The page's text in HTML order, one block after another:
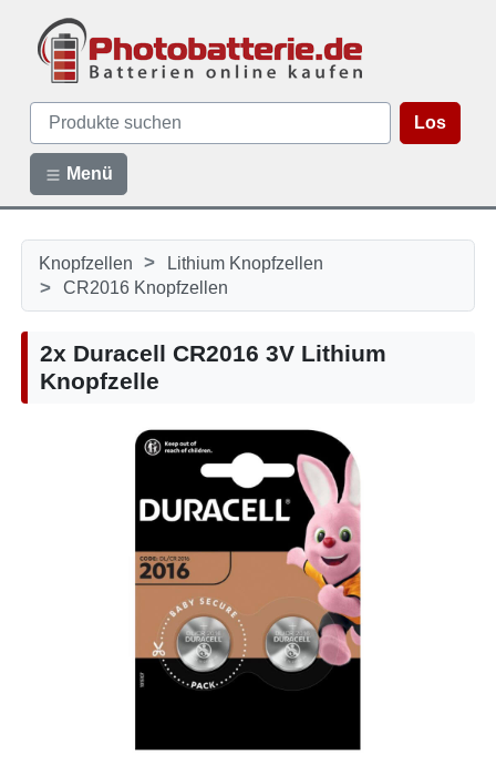
Los
Menü
Knopfzellen > Lithium Knopfzellen
> CR2016 Knopfzellen
2x Duracell CR2016 3V Lithium
Knopfzelle